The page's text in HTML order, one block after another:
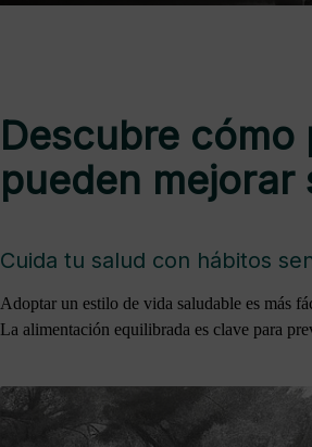
Descubre
pueden
Cuida tu salud con hábitos
Adoptar un estilo de vida saludable es más
La alimentación equilibrada es clave para